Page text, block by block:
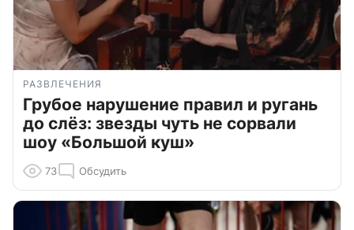
РАЗВЛЕЧЕНИЯ
Грубое нарушение правил и ругань
до слёз: звезды чуть не сорвали
шоу «Большой куш»
73 Обсудить